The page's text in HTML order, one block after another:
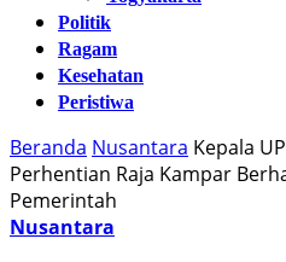
Politik
Ragam
Kesehatan
Peristiwa
Beranda Nusantara Kepala
Perhentian Raja Kampar
Pemerintah
Nusantara